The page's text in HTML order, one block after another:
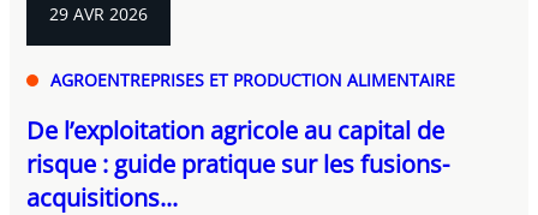
29 AVR 2026
AGROENTREPRISES ET PRODUCTION ALIMENTAIRE
De l’exploitation agricole au capital de
risque : guide pratique sur les fusions-
acquisitions...